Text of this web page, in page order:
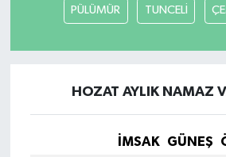
PÜLÜMÜR TUNCELİ
HOZAT AYLIK NAMAZ
İMSAK GÜNEŞ